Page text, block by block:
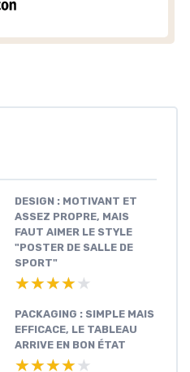
DESIGN : MOTIVANT ET
ASSEZ PROPRE, MAIS
FAUT AIMER LE STYLE
"POSTER DE SALLE DE
SPORT"
★★★★★
★★★★★
PACKAGING : SIMPLE MAIS
EFFICACE, LE TABLEAU
ARRIVE EN BON ÉTAT
★★★★★
★★★★★